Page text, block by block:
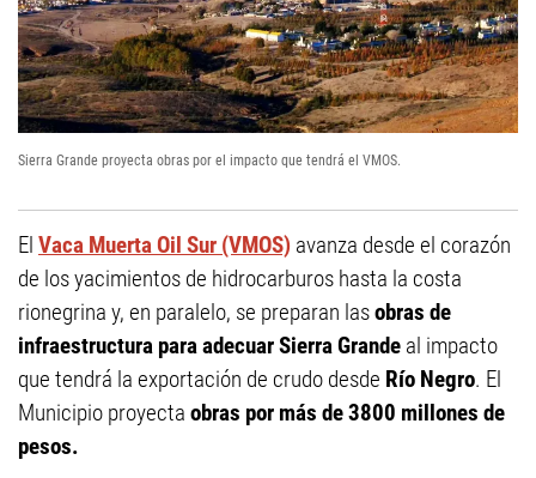
Sierra Grande proyecta obras por el impacto que tendrá el VMOS.
El Vaca Muerta Oil Sur (VMOS) avanza desde el corazón
de los yacimientos de hidrocarburos hasta la costa
rionegrina y, en paralelo, se preparan lasobras de
infraestructura para adecuar Sierra Grande al impacto
que tendrá la exportación de crudo desde Río Negro. El
Municipio proyecta obras por más de 3800 millones de
pesos.